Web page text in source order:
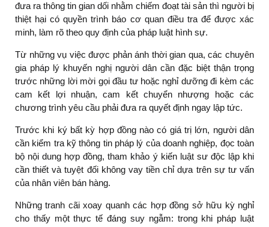
đưa ra thông tin gian dối nhằm chiếm đoạt tài sản thì người bị
thiệt hại có quyền trình báo cơ quan điều tra để được xác
minh, làm rõ theo quy định của pháp luật hình sự.
Từ những vụ việc được phản ánh thời gian qua, các chuyên
gia pháp lý khuyến nghị người dân cần đặc biệt thận trọng
trước những lời mời gọi đầu tư hoặc nghỉ dưỡng đi kèm các
cam kết lợi nhuận, cam kết chuyển nhượng hoặc các
chương trình yêu cầu phải đưa ra quyết định ngay lập tức.
Trước khi ký bất kỳ hợp đồng nào có giá trị lớn, người dân
cần kiểm tra kỹ thông tin pháp lý của doanh nghiệp, đọc toàn
bộ nội dung hợp đồng, tham khảo ý kiến luật sư độc lập khi
cần thiết và tuyệt đối không vay tiền chỉ dựa trên sự tư vấn
của nhân viên bán hàng.
Những tranh cãi xoay quanh các hợp đồng sở hữu kỳ nghỉ
cho thấy một thực tế đáng suy ngẫm: trong khi pháp luật